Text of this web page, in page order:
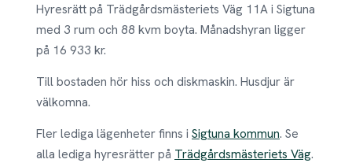
Hyresrätt på Trädgårdsmästeriets Väg 11A i Sigtuna
med 3 rum och 88 kvm boyta. Månadshyran ligger
på 16 933 kr.
Till bostaden hör hiss och diskmaskin. Husdjur är
välkomna.
Fler lediga lägenheter finns i Sigtuna kommun. Se
alla lediga hyresrätter på Trädgårdsmästeriets Väg.